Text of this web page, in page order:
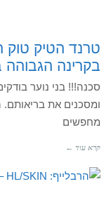
טרנד הטיק טוק
בקרינה הגבוהה
סכנה!!! בני נוער
ומסכנים את בריאותם.
מחפשים
קרא עוד ←